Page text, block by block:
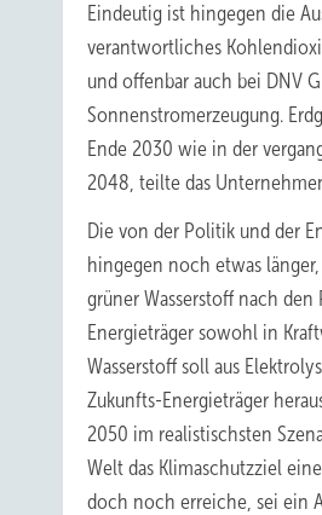
Eindeutig ist hingegen die
verantwortliches
und offenbar auch bei DNV
Sonnenstromerzeugung.
Ende 2030 wie in der
2048, teilte das
Die von der Politik und der
hingegen noch etwas länger,
grüner Wasserstoff nach
Energieträger sowohl in
Wasserstoff soll aus
Zukunfts-Energieträger
2050 im realistischsten
Welt das Klimaschutzziel
doch noch erreiche, sei ein